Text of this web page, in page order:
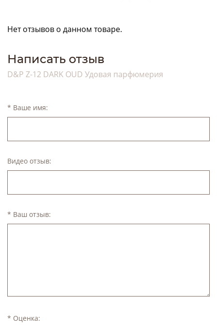
Нет отзывов о данном товаре.
Написать отзыв
D&P Z-12 DARK OUD Удовая парфюмерия
* Ваше имя:
Видео отзыв:
* Ваш отзыв:
* Оценка: